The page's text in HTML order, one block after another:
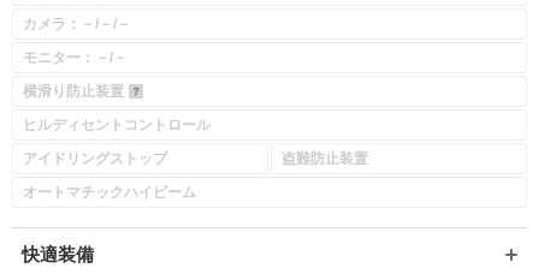
カメラ：－/－/－
モニター：－/－
横滑り防止装置
ヒルディセントコントロール
アイドリングストップ
盗難防止装置
オートマチックハイビーム
快適装備